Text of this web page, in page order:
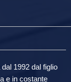
1992 dal figlio
e in costante